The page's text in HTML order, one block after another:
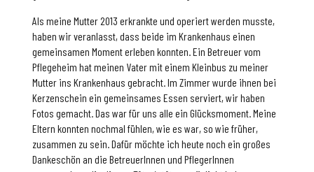
Als meine Mutter 2013 erkrankte und operiert werden musste,
haben wir veranlasst, dass beide im Krankenhaus einen
gemeinsamen Moment erleben konnten. Ein Betreuer vom
Pflegeheim hat meinen Vater mit einem Kleinbus zu meiner
Mutter ins Krankenhaus gebracht. Im Zimmer wurde ihnen bei
Kerzenschein ein gemeinsames Essen serviert, wir haben
Fotos gemacht. Das war für uns alle ein Glücksmoment. Meine
Eltern konnten nochmal fühlen, wie es war, so wie früher,
zusammen zu sein. Dafür möchte ich heute noch ein großes
Dankeschön an die BetreuerInnen und PflegerInnen